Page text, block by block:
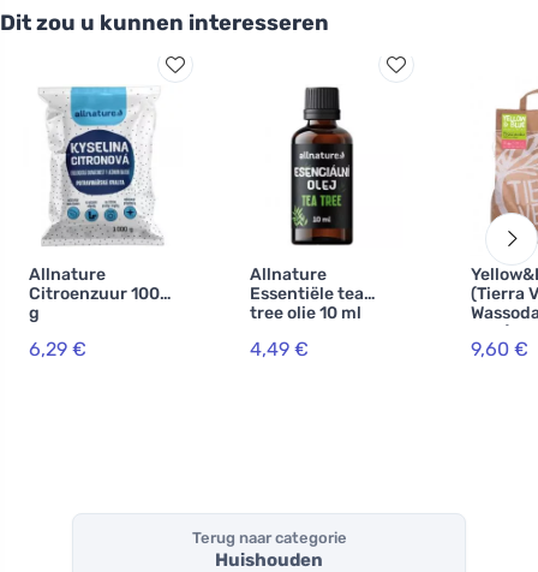
Dit zou u kunnen interesseren
Allnature
Citroenzuur 1000
g
6,29 €
Allnature
Essentiële tea
tree olie 10 ml
4,49 €
(Tierra
5 kg) -
maken
9,60 €
Terug naar categorie
Huishouden